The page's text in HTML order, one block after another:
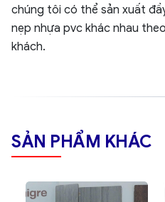
chúng tôi có thể sản xuất
nẹp nhựa pvc khác nhau
khách.
SẢN PHẨM KHÁC